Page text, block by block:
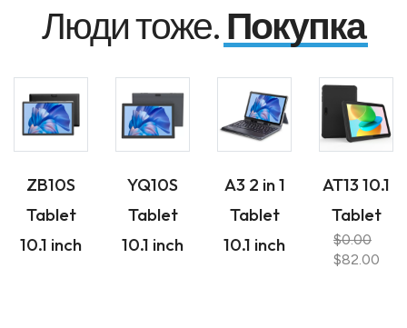
Люди тоже.Покупка
ZB10S
Tablet
10.1 inch
YQ10S
Tablet
10.1 inch
A3 2 in 1
Tablet
10.1 inch
AT13 10.1
Tablet
$0.00
$82.00